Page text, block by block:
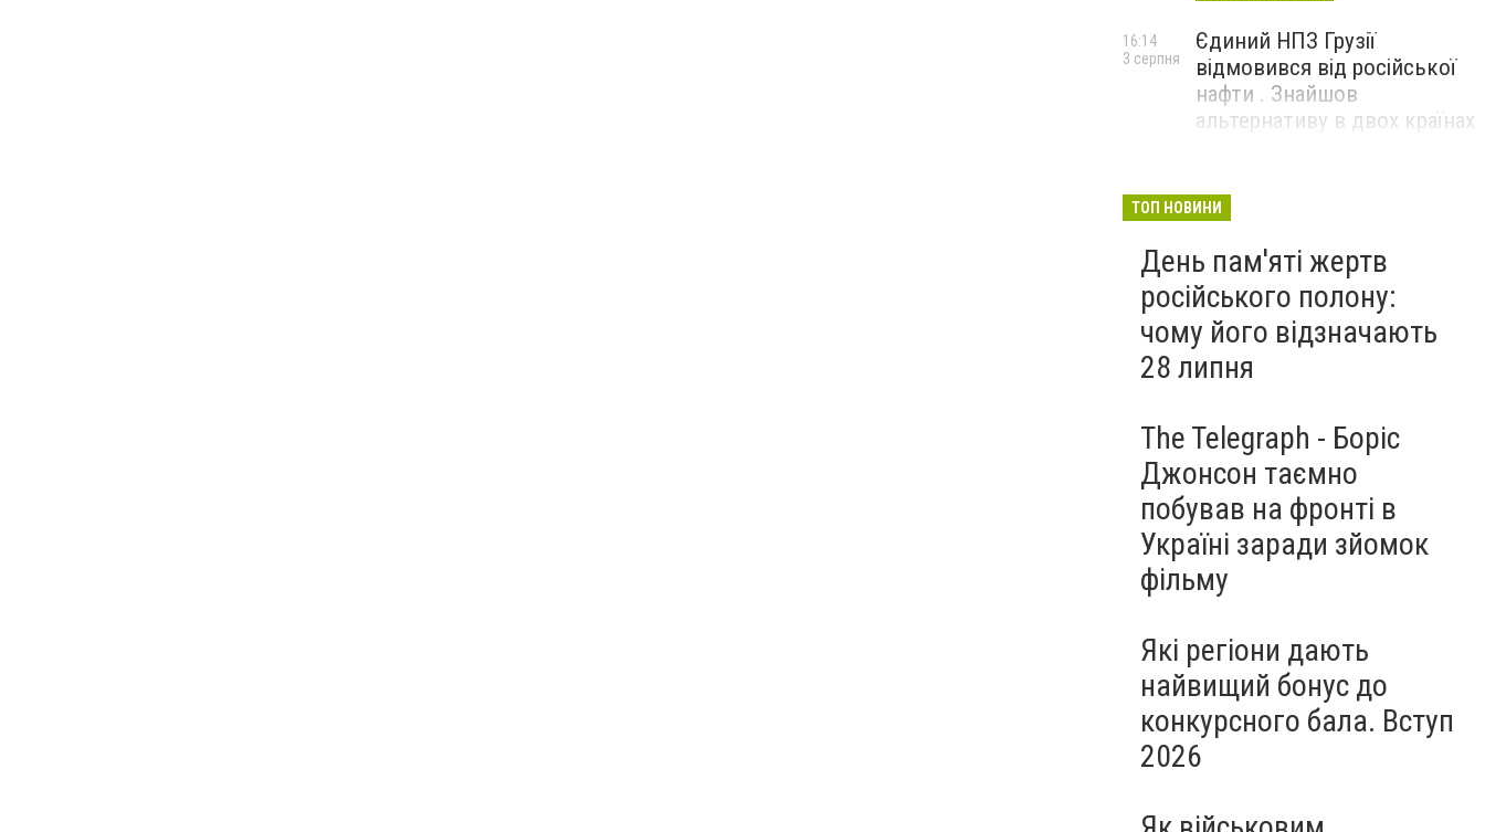
Єдиний НПЗ Грузії
відмовився від російської
нафти . Знайшов
альтернативу в двох країнах
16:14
3 серпня
ЗСУ на Wildberries . 200 млрд
рф
3 серпня
ТОП НОВИНИ
День пам'яті жертв
російського полону:
чому його відзначають
28 липня
The Telegraph - Боріс
Джонсон таємно
побував на фронті в
Україні заради зйомок
фільму
Які регіони дають
найвищий бонус до
конкурсного бала. Вступ
2026